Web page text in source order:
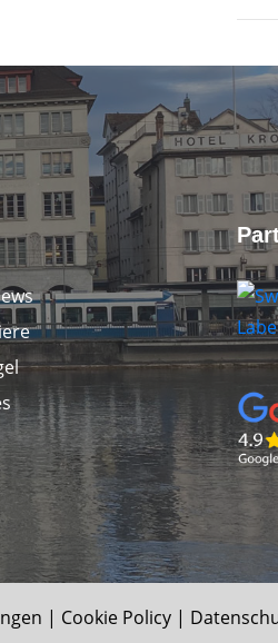
| Cookie Policy |